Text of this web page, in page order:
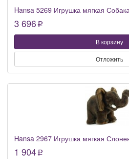
Hansa 5269 Игрушка мягкая
3 696p
В корзину
Отложить
Hansa 2967 Игрушка мягкая
1 904p